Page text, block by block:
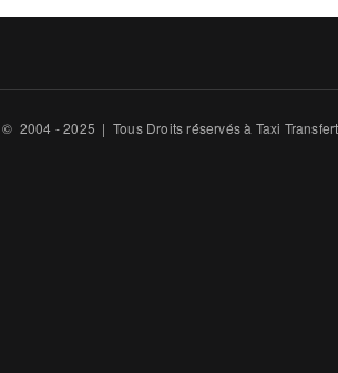
© 2004 - 2025 | Tous Droits ré́servés à Taxi